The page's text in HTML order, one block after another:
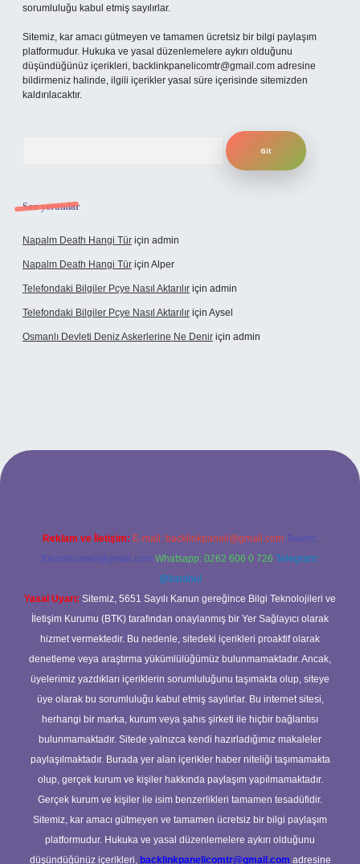
sorumluluğu kabul etmiş sayılırlar.
Sitemiz, kar amacı gütmeyen ve tamamen ücretsiz bir bilgi paylaşım
platformudur. Hukuka ve yasal düzenlemelere aykırı olduğunu
düşündüğünüz içerikleri, backlinkpanelicomtr@gmail.com adresine
bildirmeniz halinde, ilgili içerikler yasal süre içerisinde sitemizden
kaldırılacaktır.
Son yorumlar
Napalm Death Hangi Tür için admin
Napalm Death Hangi Tür için Alper
Telefondaki Bilgiler Pcye Nasıl Aktarılır için admin
Telefondaki Bilgiler Pcye Nasıl Aktarılır için Aysel
Osmanlı Devleti Deniz Askerlerine Ne Denir için admin
giriş
Reklam ve İletişim: E-mail: backlinkpaneli@gmail.com Teams:
forumhizmeti@gmail.com Whatsapp: 0262 606 0 726 Telegram:
@karabul
Yasal Uyarı: Sitemiz, 5651 Sayılı Kanun gereğince Bilgi Teknolojileri ve
İletişim Kurumu (BTK) tarafından onaylanmış bir Yer Sağlayıcı olarak
hizmet vermektedir. Bu nedenle, sitedeki içerikleri proaktif olarak
denetleme veya araştırma yükümlülüğümüz bulunmamaktadır. Ancak,
üyelerimiz yazdıkları içeriklerin sorumluluğunu taşımakta olup, siteye
üye olarak bu sorumluluğu kabul etmiş sayılırlar. Bu internet sitesi,
herhangi bir marka, kurum veya şahıs şirketi ile hiçbir bağlantısı
bulunmamaktadır. Sitede yalnızca kendi hazırladığımız makaleler
paylaşılmaktadır. Burada yer alan içerikler haber niteliği taşımamakta
olup, gerçek kurum ve kişiler hakkında paylaşım yapılmamaktadır.
Gerçek kurum ve kişiler ile isim benzerlikleri tamamen tesadüfidir.
Sitemiz, kar amacı gütmeyen ve tamamen ücretsiz bir bilgi paylaşım
platformudur. Hukuka ve yasal düzenlemelere aykırı olduğunu
düşündüğünüz içerikleri, backlinkpanelicomtr@gmail.com adresine